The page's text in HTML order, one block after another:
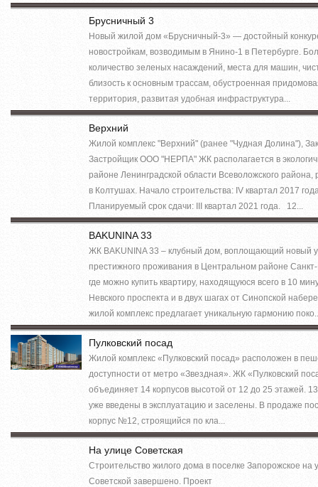
Брусничный 3
Новый жилой дом «Брусничный-3» — достойный
новостройкам, возводимым в Янино-1 в Петербурге.
количество зеленых насаждений, места для машин,
близость к основным трассам, обустроенная
территория, развитая удобная инфраструктура...
Верхний
Жилой комплекс "Верхний" (ранее "Чудная Долина"),
Застройщик ООО "НЕРПА" ЖК располагается в
районе Ленинградской области Всеволожского
в Колтушах. Начало строительства: IV квартал 2017
Планируемый срок сдачи: III квартал 2021 года. 12...
BAKUNINA 33
ЖК BAKUNINA 33 – клубный дом, воплощающий новый
престижного проживания в Центральном районе
где можно купить квартиру, находящуюся всего в 10
Невского проспекта и в двух шагах от Синопской
жилой комплекс предлагает уникальную гармонию
Пулковский посад
Жилой комплекс «Пулковский посад» расположен в
доступности от метро «Звездная». ЖК «Пулковский
объединяет 14 корпусов высотой от 12 до 25 этажей.
уже введены в эксплуатацию и заселены. В продаже
корпус №12, строящийся по кла...
На улице Советская
Строительство жилого дома в поселке Запорожское на
Советской завершено. Проект